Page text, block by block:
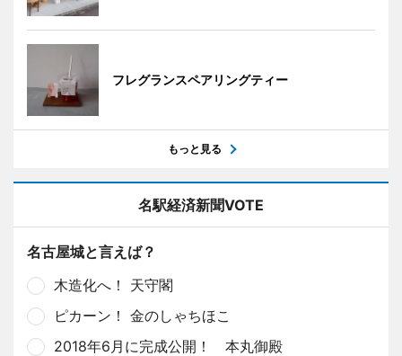
フレグランスペアリングティー
もっと見る
名駅経済新聞VOTE
名古屋城と言えば？
木造化へ！ 天守閣
ピカーン！ 金のしゃちほこ
2018年6月に完成公開！ 本丸御殿